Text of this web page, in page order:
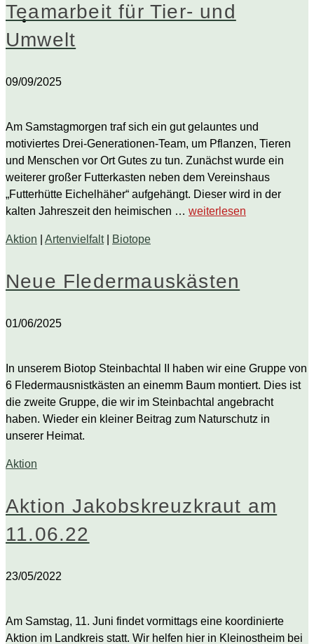
Teamarbeit für Tier- und
Umwelt
09/09/2025
Am Samstagmorgen traf sich ein gut gelauntes und
motiviertes Drei-Generationen-Team, um Pflanzen, Tieren
und Menschen vor Ort Gutes zu tun. Zunächst wurde ein
weiterer großer Futterkasten neben dem Vereinshaus
„Futterhütte Eichelhäher“ aufgehängt. Dieser wird in der
kalten Jahreszeit den heimischen … weiterlesen
Aktion Artenvielfalt| Biotope
Neue Fledermauskästen
01/06/2025
In unserem Biotop Steinbachtal II haben wir eine Gruppe von
6 Fledermausnistkästen an einemm Baum montiert. Dies ist
die zweite Gruppe, die wir im Steinbachtal angebracht
haben. Wieder ein kleiner Beitrag zum Naturschutz in
unserer Heimat.
Aktion
Aktion Jakobskreuzkraut am
11.06.22
23/05/2022
Am Samstag, 11. Juni findet vormittags eine koordinierte
Aktion im Landkreis statt. Wir helfen hier in Kleinostheim bei